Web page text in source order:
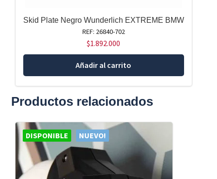
Skid Plate Negro Wunderlich EXTREME BMW
REF: 26840-702
$1.892.000
Añadir al carrito
Productos relacionados
DISPONIBLE NUEVO!